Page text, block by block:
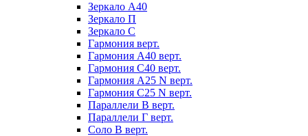
Зеркало А40
Зеркало П
Зеркало С
Гармония верт.
Гармония А40 верт.
Гармония С40 верт.
Гармония А25 N верт.
Гармония С25 N верт.
Параллели В верт.
Параллели Г верт.
Соло В верт.